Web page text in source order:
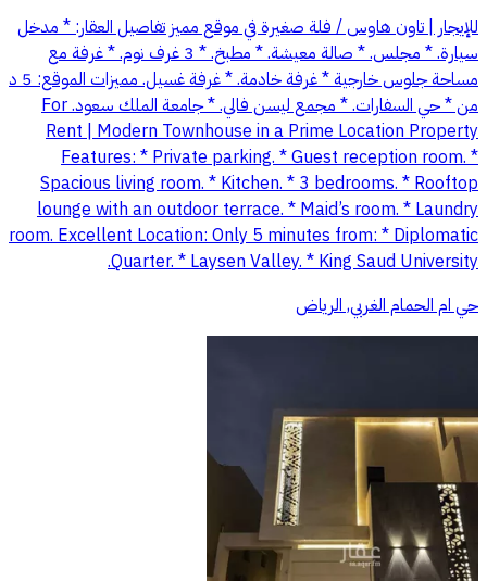
للإيجار | تاون هاوس / فلة صغيرة في موقع مميز تفاصيل العقار: * مدخل
سيارة. * مجلس. * صالة معيشة. * مطبخ. * 3 غرف نوم. * غرفة مع
مساحة جلوس خارجية * غرفة خادمة. * غرفة غسيل. مميزات الموقع: 5 د
من * حي السفارات. * مجمع ليسن فالي. * جامعة الملك سعود. For
Rent | Modern Townhouse in a Prime Location Property
Features: * Private parking. * Guest reception room. *
Spacious living room. * Kitchen. * 3 bedrooms. * Rooftop
lounge with an outdoor terrace. * Maid’s room. * Laundry
room. Excellent Location: Only 5 minutes from: * Diplomatic
Quarter. * Laysen Valley. * King Saud University.
حي ام الحمام الغربي, الرياض